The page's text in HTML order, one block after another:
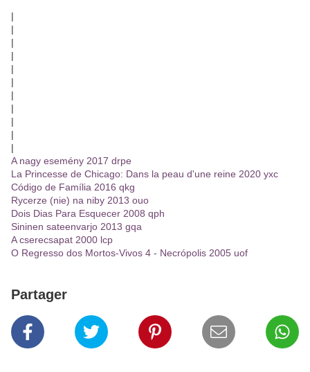
|
|
|
|
|
|
|
|
|
|
|
A nagy esemény 2017 drpe
La Princesse de Chicago: Dans la peau d'une reine 2020 yxc
Código de Família 2016 qkg
Rycerze (nie) na niby 2013 ouo
Dois Dias Para Esquecer 2008 qph
Sininen sateenvarjo 2013 gqa
A cserecsapat 2000 lcp
O Regresso dos Mortos-Vivos 4 - Necrópolis 2005 uof
Partager